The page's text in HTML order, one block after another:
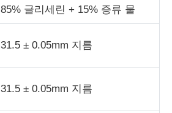
85% 글리세린 + 15% 증류 물
31.5 ± 0.05mm 지름
31.5 ± 0.05mm 지름